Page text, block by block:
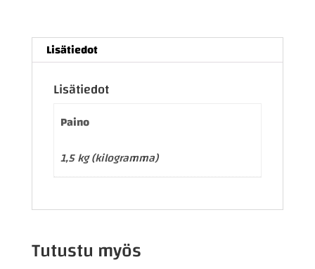
Lisätiedot
Lisätiedot
Paino
1,5 kg (kilogramma)
Tutustu myös